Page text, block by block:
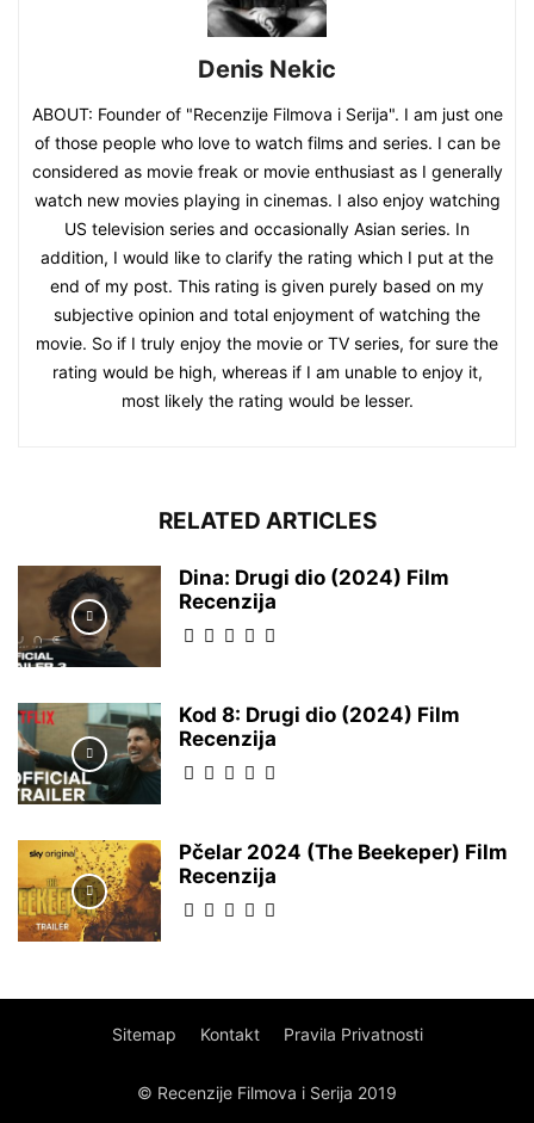
Denis Nekic
ABOUT: Founder of "Recenzije Filmova i Serija". I am just one
of those people who love to watch films and series. I can be
considered as movie freak or movie enthusiast as I generally
watch new movies playing in cinemas. I also enjoy watching
US television series and occasionally Asian series. In
addition, I would like to clarify the rating which I put at the
end of my post. This rating is given purely based on my
subjective opinion and total enjoyment of watching the
movie. So if I truly enjoy the movie or TV series, for sure the
rating would be high, whereas if I am unable to enjoy it,
most likely the rating would be lesser.
RELATED ARTICLES
Dina: Drugi dio (2024) Film
Recenzija
Kod 8: Drugi dio (2024) Film
Recenzija
Pčelar 2024 (The Beekeper) Film
Recenzija
Sitemap Kontakt Pravila Privatnosti
© Recenzije Filmova i Serija 2019